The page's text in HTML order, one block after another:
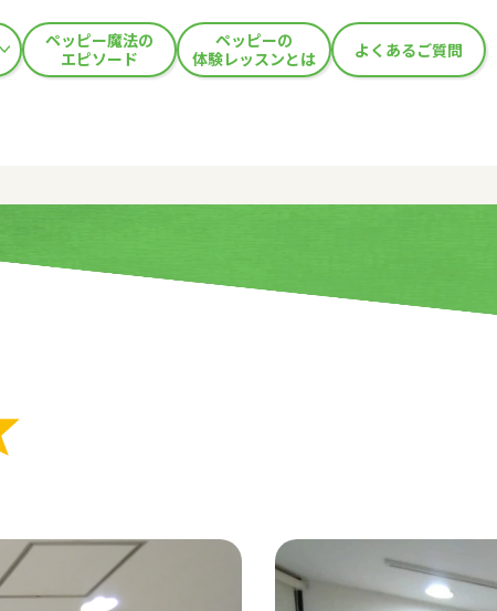
ペッピー魔法の
エピソード
ペッピーの
体験レッスンとは
よくあるご質問